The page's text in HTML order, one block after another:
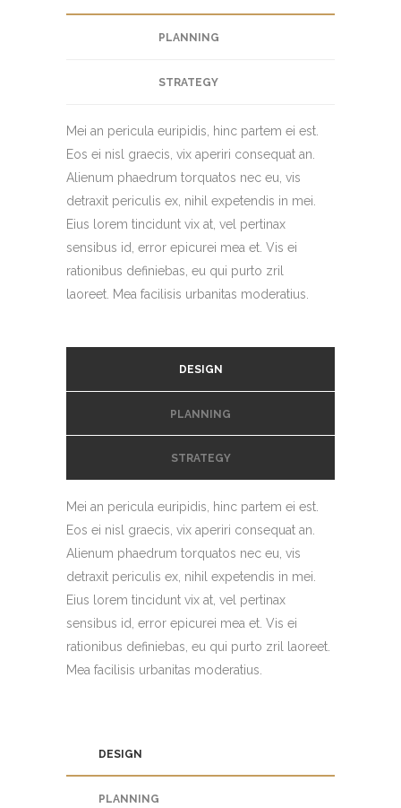
PLANNING
STRATEGY
Mei an pericula euripidis, hinc partem ei est.
Eos ei nisl graecis, vix aperiri consequat an.
Alienum phaedrum torquatos nec eu, vis
detraxit periculis ex, nihil expetendis in mei.
Eius lorem tincidunt vix at, vel pertinax
sensibus id, error epicurei mea et. Vis ei
rationibus definiebas, eu qui purto zril
laoreet. Mea facilisis urbanitas moderatius.
DESIGN
PLANNING
STRATEGY
Mei an pericula euripidis, hinc partem ei est.
Eos ei nisl graecis, vix aperiri consequat an.
Alienum phaedrum torquatos nec eu, vis
detraxit periculis ex, nihil expetendis in mei.
Eius lorem tincidunt vix at, vel pertinax
sensibus id, error epicurei mea et. Vis ei
rationibus definiebas, eu qui purto zril laoreet.
Mea facilisis urbanitas moderatius.
DESIGN
PLANNING